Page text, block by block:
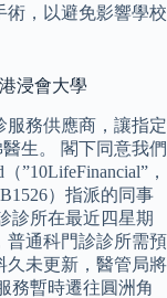
術，以避免影響學校
浸會大學
服務供應商，讓指定
生。 閣下同意我們
”10LifeFinancial”，
）指派的同事
診所在最近四星期
普通科門診診所需預
久未更新，醫管局將
務暫時遷往圓洲角